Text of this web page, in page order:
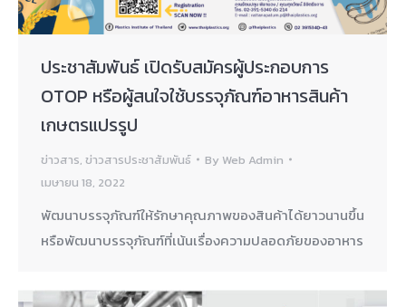
ประชาสัมพันธ์ เปิดรับสมัครผู้ประกอบการ
OTOP หรือผู้สนใจใช้บรรจุภัณฑ์อาหารสินค้า
เกษตรแปรรูป
ข่าวสาร, ข่าวสารประชาสัมพันธ์ By Web Admin
เมษายน 18, 2022
พัฒนาบรรจุภัณฑ์ให้รักษาคุณภาพของสินค้าได้ยาวนานขึ้น
หรือพัฒนาบรรจุภัณฑ์ที่เน้นเรื่องความปลอดภัยของอาหาร